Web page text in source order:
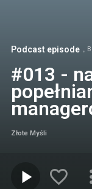
Podcast episode
#013 -
Złote Myśli